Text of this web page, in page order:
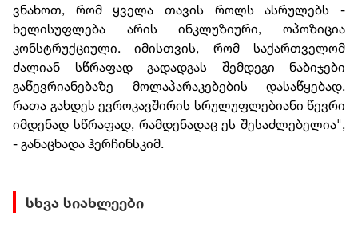
ვნახოთ, რომ ყველა თავის როლს ასრულებს -
ხელისუფლება არის ინკლუზიური, ოპოზიცია
კონსტრუქციული. იმისთვის, რომ საქართველომ
ძალიან სწრაფად გადადგას შემდეგი ნაბიჯები
გაწევრიანებაზე მოლაპარაკებების დასაწყებად,
რათა გახდეს ევროკავშირის სრულუფლებიანი წევრი
იმდენად სწრაფად, რამდენადაც ეს შესაძლებელია",
- განაცხადა ჰერჩინსკიმ.
სხვა სიახლეები